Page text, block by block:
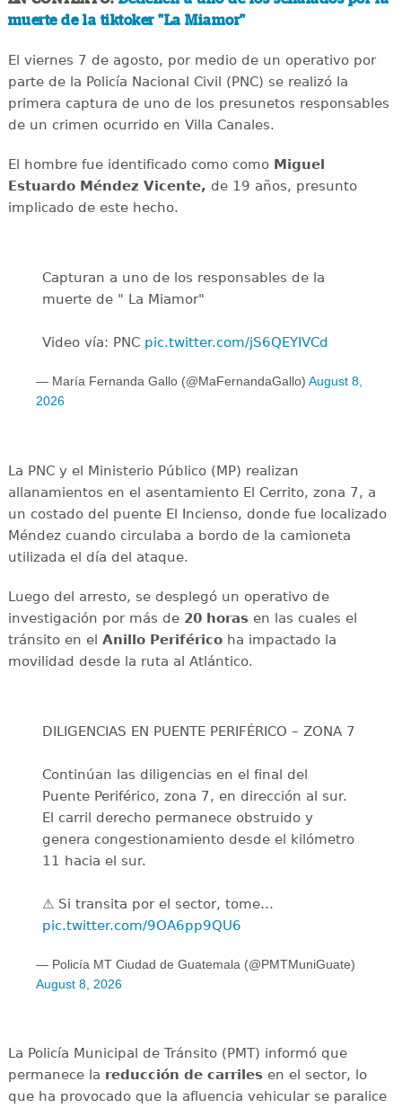
muerte de la tiktoker "La Miamor"
El viernes 7 de agosto, por medio de un operativo por
parte de la Policía Nacional Civil (PNC) se realizó la
primera captura de uno de los presunetos responsables
de un crimen ocurrido en Villa Canales.
El hombre fue identificado como comoMiguel
Estuardo Méndez Vicente, de 19 años, presunto
implicado de este hecho.
Capturan a uno de los responsables de la
muerte de " La Miamor"
Video vía: PNC pic.twitter.com/jS6QEYIVCd
— María Fernanda Gallo (@MaFernandaGallo) August 8,
2026
La PNC y el Ministerio Público (MP) realizan
allanamientos en el asentamiento El Cerrito, zona 7, a
un costado del puente El Incienso, donde fue localizado
Méndez cuando circulaba a bordo de la camioneta
utilizada el día del ataque.
Luego del arresto, se desplegó un operativo de
investigación por más de 20 horasen las cuales el
tránsito en el Anillo Periféricoha impactado la
movilidad desde la ruta al Atlántico.
DILIGENCIAS EN PUENTE PERIFÉRICO – ZONA 7
Continúan las diligencias en el final del
Puente Periférico, zona 7, en dirección al sur.
El carril derecho permanece obstruido y
genera congestionamiento desde el kilómetro
11 hacia el sur.
⚠️ Si transita por el sector, tome…
pic.twitter.com/9OA6pp9QU6
— Policía MT Ciudad de Guatemala (@PMTMuniGuate)
August 8, 2026
La Policía Municipal de Tránsito (PMT) informó que
permanece la reducción de carrilesen el sector, lo
que ha provocado que la afluencia vehicular se paralice